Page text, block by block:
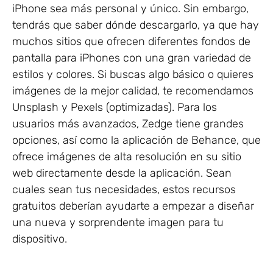
iPhone sea más personal y único. Sin embargo,
tendrás que saber dónde descargarlo, ya que hay
muchos sitios que ofrecen diferentes fondos de
pantalla para iPhones con una gran variedad de
estilos y colores. Si buscas algo básico o quieres
imágenes de la mejor calidad, te recomendamos
Unsplash y Pexels (optimizadas). Para los
usuarios más avanzados, Zedge tiene grandes
opciones, así como la aplicación de Behance, que
ofrece imágenes de alta resolución en su sitio
web directamente desde la aplicación. Sean
cuales sean tus necesidades, estos recursos
gratuitos deberían ayudarte a empezar a diseñar
una nueva y sorprendente imagen para tu
dispositivo.